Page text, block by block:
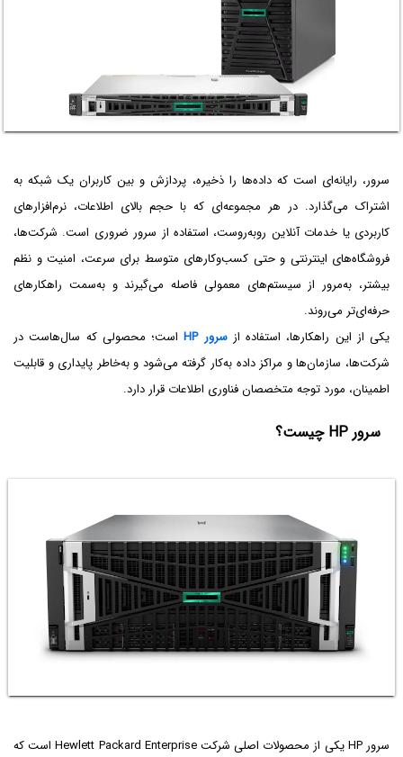
سرور، رایانه‌ای است که داده‌ها را ذخیره، پردازش و بین کاربران یک شبکه به
اشتراک می‌گذارد. در هر مجموعه‌ای که با حجم بالای اطلاعات، نرم‌افزارهای
کاربردی یا خدمات آنلاین روبه‌روست، استفاده از سرور ضروری است. شرکت‌ها،
فروشگاه‌های اینترنتی و حتی کسب‌وکارهای متوسط برای سرعت، امنیت و نظم
بیشتر، به‌مرور از سیستم‌های معمولی فاصله می‌گیرند و به‌سمت راهکارهای
حرفه‌ای‌تر می‌روند.
یکی از این راهکارها، استفاده ازسرور HP
است؛ محصولی که سال‌هاست در
شرکت‌ها، سازمان‌ها و مراکز داده به‌کار گرفته می‌شود و به‌خاطر پایداری و قابلیت
اطمینان، مورد توجه متخصصان فناوری اطلاعات قرار دارد.
سرور HP چیست؟
سرور HP یکی از محصولات اصلی شرکت Hewlett Packard Enterprise است که